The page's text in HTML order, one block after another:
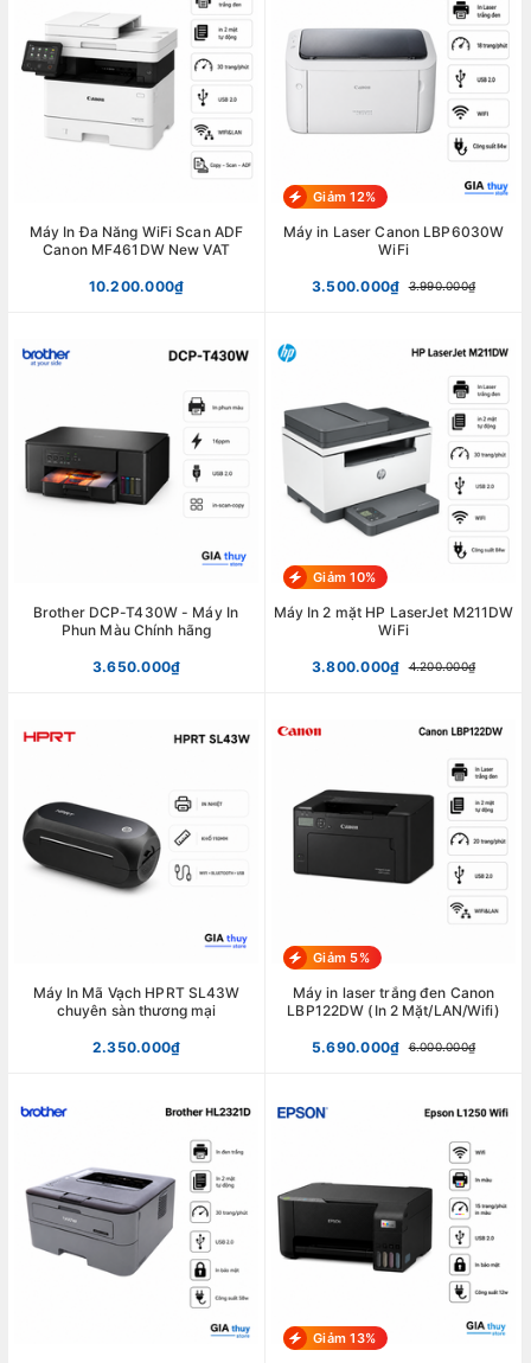
Máy In Đa Năng WiFi Scan ADF
Canon MF461DW New VAT
10.200.000₫
Giảm 12%
Máy in Laser Canon LBP6030W
WiFi
3.500.000₫ 3.990.000₫
Brother DCP-T430W - Máy In
Phun Màu Chính hãng
3.650.000₫
Giảm 10%
Máy In 2 mặt HP LaserJet M211DW
WiFi
3.800.000₫ 4.200.000₫
Máy In Mã Vạch HPRT SL43W
chuyên sàn thương mại
2.350.000₫
Giảm 5%
Máy in laser trắng đen Canon
LBP122DW (In 2 Mặt/LAN/Wifi)
5.690.000₫ 6.000.000₫
Giảm 13%